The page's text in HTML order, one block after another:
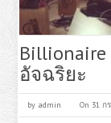
Billionaire
อัจฉริยะ
by admin On 31 ก